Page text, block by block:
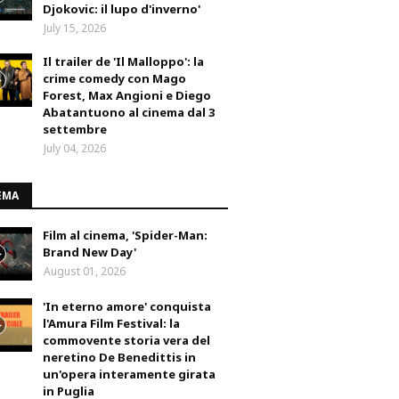
Djokovic: il lupo d'inverno'
July 15, 2026
Il trailer de 'Il Malloppo': la
crime comedy con Mago
Forest, Max Angioni e Diego
Abatantuono al cinema dal 3
settembre
July 04, 2026
Film al cinema, 'Spider-Man:
Brand New Day'
August 01, 2026
'In eterno amore' conquista
l'Amura Film Festival: la
commovente storia vera del
neretino De Benedittis in
un'opera interamente girata
in Puglia